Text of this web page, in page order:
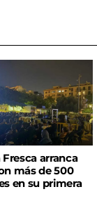
arranca
más de 500
en su primera